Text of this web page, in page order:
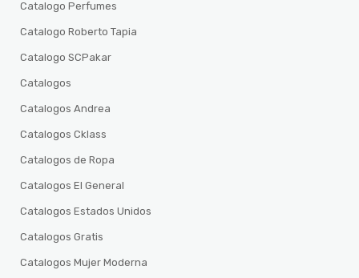
Catalogo Perfumes
Catalogo Roberto Tapia
Catalogo SCPakar
Catalogos
Catalogos Andrea
Catalogos Cklass
Catalogos de Ropa
Catalogos El General
Catalogos Estados Unidos
Catalogos Gratis
Catalogos Mujer Moderna